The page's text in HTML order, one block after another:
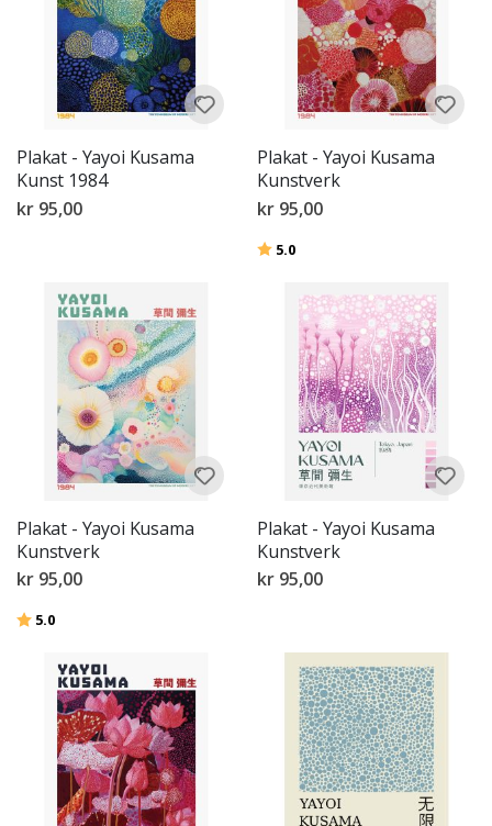
Plakat - Yayoi Kusama
Kunst 1984
kr 95,00
Plakat - Yayoi Kusama
Kunstverk
kr 95,00
Karakter:
5.0
Plakat - Yayoi Kusama
Kunstverk
kr 95,00
Karakter:
5.0
Plakat - Yayoi Kusama
Kunstverk
kr 95,00